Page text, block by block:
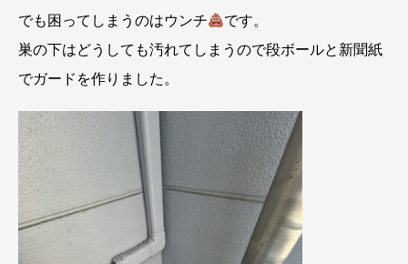
でも困ってしまうのはウンチ
です。
巣の下はどうしても汚れてしまうので段ボールと新聞紙
でガードを作りました。